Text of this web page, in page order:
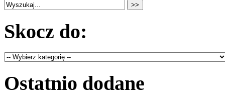
Skocz do:
Ostatnio dodane